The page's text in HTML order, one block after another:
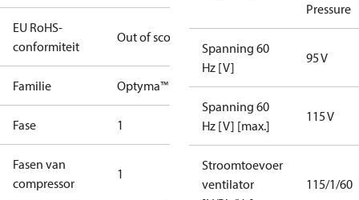
EU RoHS-
conformiteit
Out of scope
Familie Optyma™
Fase 1
Fasen van
compressor
1
Pressure
Spanning 60
Hz [V]
95 V
Spanning 60
Hz [V] [max.]
115 V
Stroomtoevoer
ventilator
115/1/60